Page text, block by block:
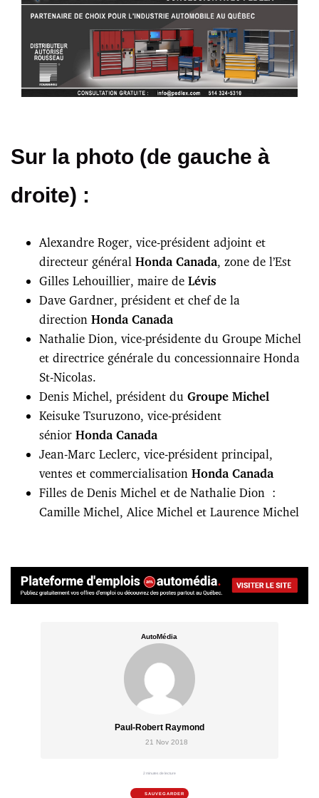
AutoMédia
Paul-Robert Raymond
21 Nov 2018
2 minutes de lecture
SAUVEGARDER
Sur la photo (de gauche à
droite) :
Alexandre Roger, vice-président adjoint et
directeur général Honda Canada, zone de l’Est
Gilles Lehouillier, maire de Lévis
Dave Gardner, président et chef de la
direction Honda Canada
Nathalie Dion, vice-présidente du Groupe Michel
et directrice générale du concessionnaire Honda
St-Nicolas.
Denis Michel, président du Groupe Michel
Keisuke Tsuruzono, vice-président
sénior Honda Canada
Jean-Marc Leclerc, vice-président principal,
ventes et commercialisation Honda Canada
Filles de Denis Michel et de Nathalie Dion :
Camille Michel, Alice Michel et Laurence Michel